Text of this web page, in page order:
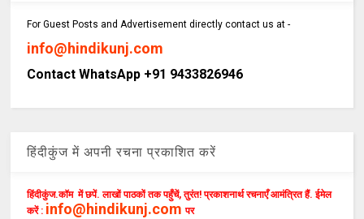
For Guest Posts and Advertisement directly contact us at -
info@hindikunj.com
Contact WhatsApp +91 9433826946
हिंदीकुंज में अपनी रचना प्रकाशित करें
हिंदीकुंज.कॉम में छपें. लाखों पाठकों तक पहुँचें, तुरंत! प्रकाशनार्थ रचनाएँ आमंत्रित हैं. ईमेल
करें : info@hindikunj.com पर